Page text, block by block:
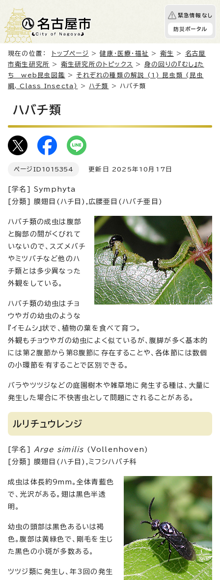
緊急情報なし
防災ポータル
現在の位置： トップページ >健康・医療・福祉 > 衛生 >
名古屋
市衛生研究所 > 衛生研究所のトピックス > 身の回りの『むし』た
ち web昆虫図鑑 > それぞれの種類の解説 (1) 昆虫類 (昆虫
綱, Class Insecta)
> ハチ類 > ハバチ類
ハバチ類
ページID 1015354 更新日 2025年10月17日
[学名] Symphyta
[分類] 膜翅目(ハチ目),広腰亜目(ハバチ亜目)
ハバチ類の成虫は腹部
と胸部の間がくびれて
いないので、スズメバチ
やミツバチなど他のハ
チ類とは多少異なった
外観をしている。
ハバチ類の幼虫はチョ
ウやガの幼虫のような
『イモムシ』状で、植物の葉を食べて育つ。
外観もチョウやガの幼虫によく似ているが、腹脚が多く基本的
には第2腹節から第8腹節に存在することや、各体節には数個
の小環節を有することで区別できる。
バラやツツジなどの庭園樹木や雑草地に発生する種は、大量に
発生した場合に不快害虫として問題にされることがある。
ルリチュウレンジ
[学名] Arge similis (Vollenhoven)
[分類] 膜翅目(ハチ目),ミフシハバチ科
成虫は体長約9mm。全体青藍色
で、光沢がある。翅は黒色半透
明。
幼虫の頭部は黒色あるいは褐
色。腹部は黄緑色で、剛毛を生じ
た黒色の小斑が多数ある。
ツツジ類に発生し、年3回の発生